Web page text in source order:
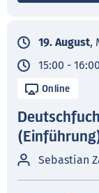
19. August,
15:00 -
Online
Sebastian